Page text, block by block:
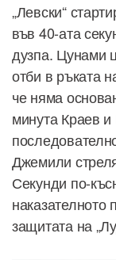
„Левски“
във 40-ата
дузпа. Цунами
отби в ръката
че няма
минута Краев
Джемили
Секунди по-
защитата на